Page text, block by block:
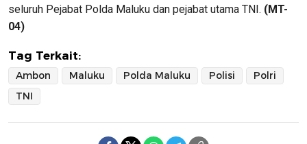
seluruh Pejabat Polda Maluku dan pejabat utama TNI. (MT-
04)
Tag Terkait:
Ambon Maluku Polda Maluku Polisi
Polri
TNI